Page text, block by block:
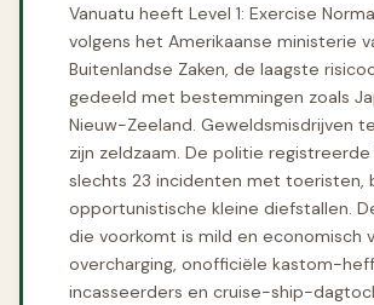
Vanuatu heeft Level 1: Exercise
volgens het Amerikaanse ministerie
Buitenlandse Zaken, de laagste
gedeeld met bestemmingen zoals
Nieuw-Zeeland. Geweldsmisdrijven
zijn zeldzaam. De politie
slechts 23 incidenten met toeristen,
opportunistische kleine diefstallen.
die voorkomt is mild en economisch
overcharging, onofficiële kastom-
incasseerders en cruise-ship-